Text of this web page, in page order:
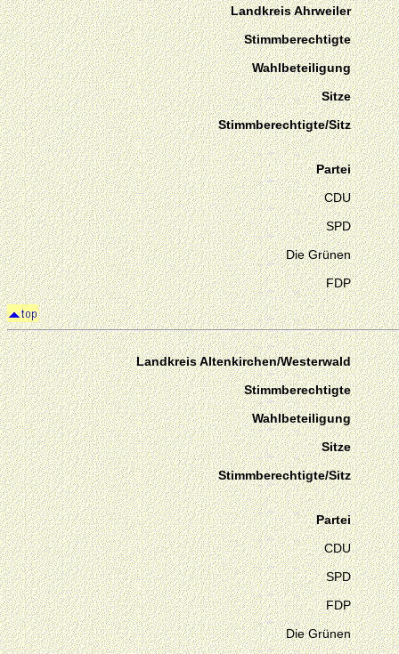
Landkreis Ahrweiler
Stimmberechtigte
Wahlbeteiligung
Sitze
Stimmberechtigte/Sitz
Partei
CDU
SPD
Die Grünen
FDP
Landkreis Altenkirchen/Westerwald
Stimmberechtigte
Wahlbeteiligung
Sitze
Stimmberechtigte/Sitz
Partei
CDU
SPD
FDP
Die Grünen